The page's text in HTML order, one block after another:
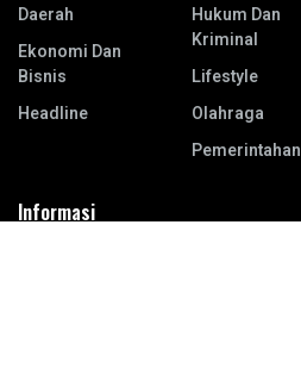
Daerah
Ekonomi Dan
Bisnis
Headline
Hukum Dan
Kriminal
Lifestyle
Olahraga
Pemerintahan
Informasi